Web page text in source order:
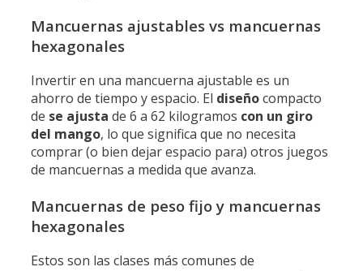
Mancuernas ajustables vs mancuernas
hexagonales
Invertir en una mancuerna ajustable es un
ahorro de tiempo y espacio. El diseñocompacto
de se ajusta de 6 a 62 kilogramos con un giro
del mango, lo que significa que no necesita
comprar (o bien dejar espacio para) otros juegos
de mancuernas a medida que avanza.
Mancuernas de peso fijo y mancuernas
hexagonales
Estos son las clases más comunes de